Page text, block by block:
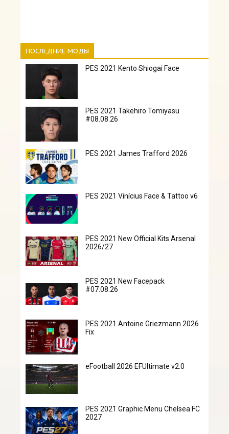
ПОСЛЕДНИЕ МОДЫ
PES 2021 Kento Shiogai Face
PES 2021 Takehiro Tomiyasu
#08.08.26
PES 2021 James Trafford 2026
PES 2021 Vinícius Face & Tattoo v6
PES 2021 New Official Kits Arsenal
2026/27
PES 2021 New Facepack
#07.08.26
PES 2021 Antoine Griezmann 2026
Fix
eFootball 2026 EFUltimate v2.0
PES 2021 Graphic Menu Chelsea FC
2027